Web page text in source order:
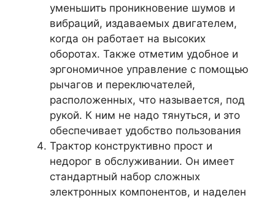
уменьшить проникновение шумов и
вибраций, издаваемых двигателем,
когда он работает на высоких
оборотах. Также отметим удобное и
эргономичное управление с помощью
рычагов и переключателей,
расположенных, что называется, под
рукой. К ним не надо тянуться, и это
обеспечивает удобство пользования
Трактор конструктивно прост и
недорог в обслуживании. Он имеет
стандартный набор сложных
электронных компонентов, и наделен